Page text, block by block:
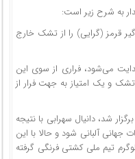
به شرح زیر است:
قرمز (گرایی) را از تشک خارج
می‌شود، فراری از سوی این
و یک امتیاز به جهت فرار از
شد، دانیال سهرابی با نتیجه
جهانی آلبانی شود و حالا با این
کمیسیون داوران باید دید که چه تصمیمی درباره کشتی‌گیر وزن ۷۲ کیلوگرم تیم ملی کشتی فرنگی گرفته